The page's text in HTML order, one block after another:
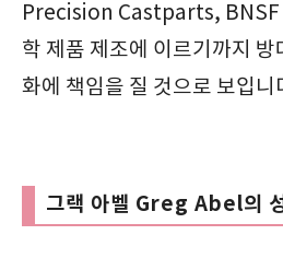
Precision Castparts, BNSF
학 제품 제조에 이르기까지
화에 책임을 질 것으로 보입니
그랙 아벨 Greg Abel의